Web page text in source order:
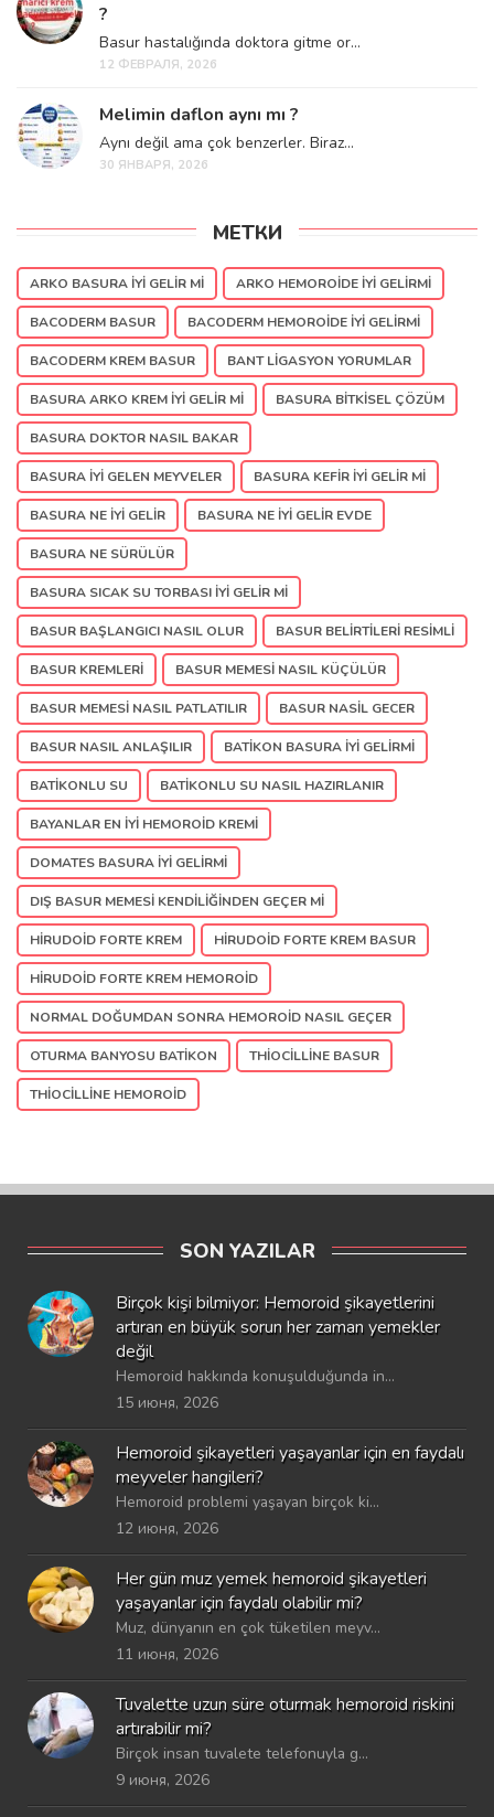
?
Basur hastalığında doktora gitme or...
12 ФЕВРАЛЯ, 2026
Melimin daflon aynı mı ?
Aynı değil ama çok benzerler. Biraz...
30 ЯНВАРЯ, 2026
МЕТКИ
ARKO BASURA IYI GELIR MI ARKO HEMOROIDE IYI GELIRMI
BACODERM BASUR BACODERM HEMOROIDE IYI GELIRMI
BACODERM KREM BASUR BANT LIGASYON YORUMLAR
BASURA ARKO KREM IYI GELIR MI BASURA BITKISEL ÇÖZÜM
BASURA DOKTOR NASIL BAKAR
BASURA IYI GELEN MEYVELER BASURA KEFIR IYI GELIR MI
BASURA NE IYI GELIR BASURA NE IYI GELIR EVDE
BASURA NE SÜRÜLÜR
BASURA SICAK SU TORBASI IYI GELIR MI
BASUR BAŞLANGICI NASIL OLUR BASUR BELIRTILERI RESIMLI
BASUR KREMLERI BASUR MEMESI NASIL KÜÇÜLÜR
BASUR MEMESI NASIL PATLATILIR BASUR NASIL GECER
BASUR NASIL ANLAŞILIR BATIKON BASURA IYI GELIRMI
BATIKONLU SU BATIKONLU SU NASIL HAZIRLANIR
BAYANLAR EN IYI HEMOROID KREMI
DOMATES BASURA IYI GELIRMI
DIŞ BASUR MEMESI KENDILIĞINDEN GEÇER MI
HIRUDOID FORTE KREM HIRUDOID FORTE KREM BASUR
HIRUDOID FORTE KREM HEMOROID
NORMAL DOĞUMDAN SONRA HEMOROID NASIL GEÇER
OTURMA BANYOSU BATIKON THIOCILLINE BASUR
THIOCILLINE HEMOROID
SON YAZILAR
Birçok kişi bilmiyor: Hemoroid şikayetlerini
artıran en büyük sorun her zaman yemekler
değil
Hemoroid hakkında konuşulduğunda in...
15 июня, 2026
Hemoroid şikayetleri yaşayanlar için en faydalı
meyveler hangileri?
Hemoroid problemi yaşayan birçok ki...
12 июня, 2026
Her gün muz yemek hemoroid şikayetleri
yaşayanlar için faydalı olabilir mi?
Muz, dünyanın en çok tüketilen meyv...
11 июня, 2026
Tuvalette uzun süre oturmak hemoroid riskini
artırabilir mi?
Birçok insan tuvalete telefonuyla g...
9 июня, 2026